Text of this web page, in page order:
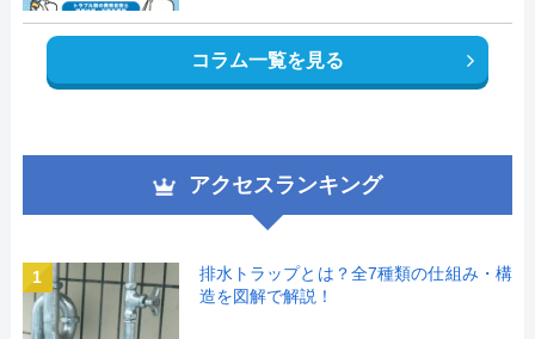
コラム一覧を見る
アクセスランキング
1
排水トラップとは？全7種類の仕組み・構
造を図解で解説！